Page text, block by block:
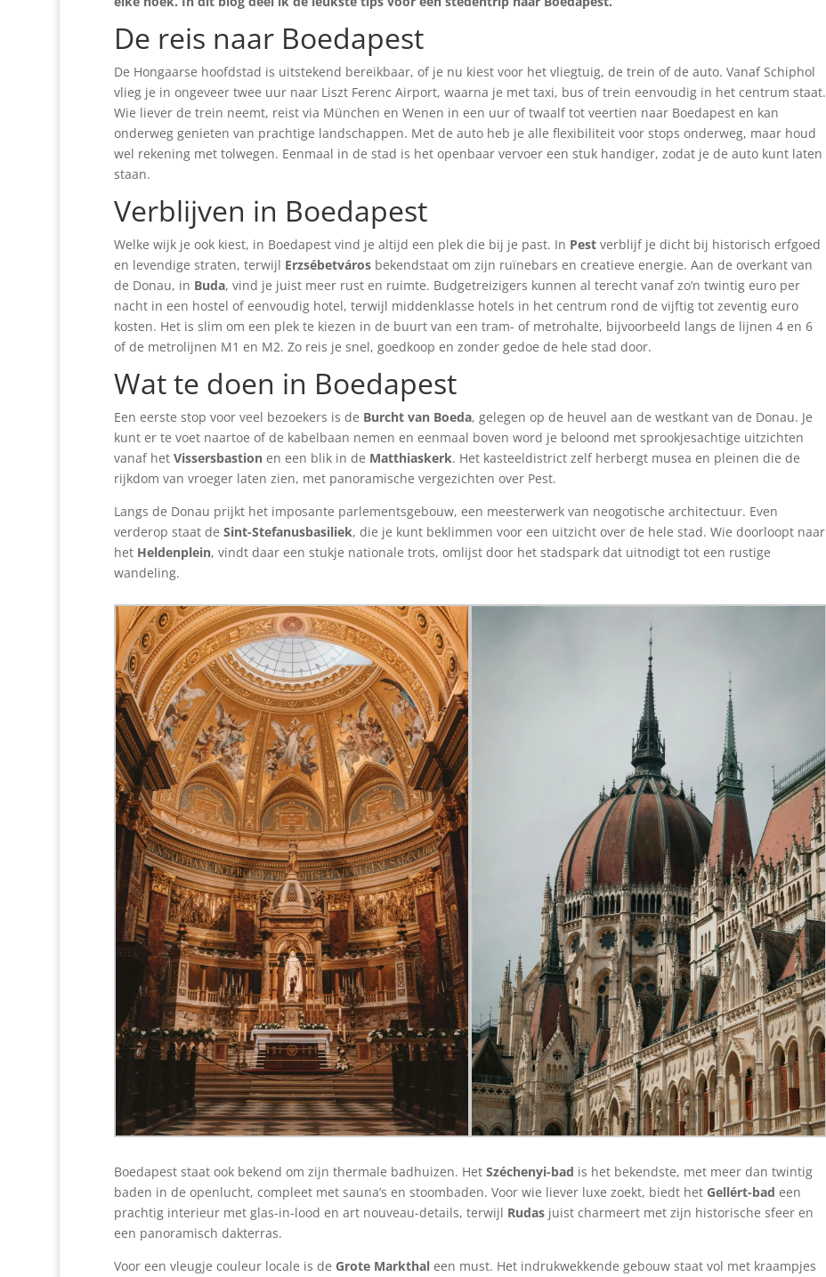
De reis naar Boedapest
De Hongaarse hoofdstad is uitstekend bereikbaar, of je nu kiest voor het vliegtuig, de trein of de auto. Vanaf Schiphol
vlieg je in ongeveer twee uur naar Liszt Ferenc Airport, waarna je met taxi, bus of trein eenvoudig in het centrum staat.
Wie liever de trein neemt, reist via München en Wenen in een uur of twaalf tot veertien naar Boedapest en kan
onderweg genieten van prachtige landschappen. Met de auto heb je alle flexibiliteit voor stops onderweg, maar houd
wel rekening met tolwegen. Eenmaal in de stad is het openbaar vervoer een stuk handiger, zodat je de auto kunt laten
staan.
Verblijven in Boedapest
Welke wijk je ook kiest, in Boedapest vind je altijd een plek die bij je past. In Pestverblijf je dicht bij historisch erfgoed
en levendige straten, terwijl Erzsébetvárosbekendstaat om zijn ruïnebars en creatieve energie. Aan de overkant van
de Donau, in Buda, vind je juist meer rust en ruimte. Budgetreizigers kunnen al terecht vanaf zo’n twintig euro per
nacht in een hostel of eenvoudig hotel, terwijl middenklasse hotels in het centrum rond de vijftig tot zeventig euro
kosten. Het is slim om een plek te kiezen in de buurt van een tram- of metrohalte, bijvoorbeeld langs de lijnen 4 en 6
of de metrolijnen M1 en M2. Zo reis je snel, goedkoop en zonder gedoe de hele stad door.
Wat te doen in Boedapest
Een eerste stop voor veel bezoekers is de Burcht van Boeda, gelegen op de heuvel aan de westkant van de Donau. Je
kunt er te voet naartoe of de kabelbaan nemen en eenmaal boven word je beloond met sprookjesachtige uitzichten
vanaf het Vissersbastionen een blik in de Matthiaskerk. Het kasteeldistrict zelf herbergt musea en pleinen die de
rijkdom van vroeger laten zien, met panoramische vergezichten over Pest.
Langs de Donau prijkt het imposante parlementsgebouw, een meesterwerk van neogotische architectuur. Even
verderop staat de Sint-Stefanusbasiliek, die je kunt beklimmen voor een uitzicht over de hele stad. Wie doorloopt naar
het Heldenplein, vindt daar een stukje nationale trots, omlijst door het stadspark dat uitnodigt tot een rustige
wandeling.
Boedapest staat ook bekend om zijn thermale badhuizen. Het Széchenyi-bad is het bekendste, met meer dan twintig
baden in de openlucht, compleet met sauna’s en stoombaden. Voor wie liever luxe zoekt, biedt het Gellért-bad een
prachtig interieur met glas-in-lood en art nouveau-details, terwijl Rudasjuist charmeert met zijn historische sfeer en
een panoramisch dakterras.
Voor een vleugje couleur locale is de Grote Markthaleen must. Het indrukwekkende gebouw staat vol met kraampjes